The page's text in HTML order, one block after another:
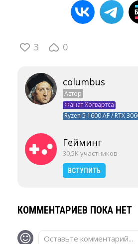
3 0
columbus
Автор
Фанат Хогвартса
Ryzen 5 1600 AF / RTX
Гейминг
30,5K участников
ВСТУПИТЬ
КОММЕНТАРИЕВ ПОКА НЕТ
Оставьте комментарий...